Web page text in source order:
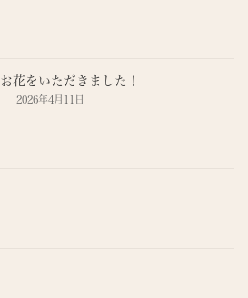
お花をいただきました！
2026年4月11日